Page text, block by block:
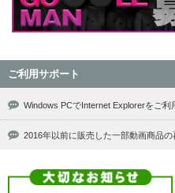
ご利用サポート
Windows PCでInternet Explorerをご利
2016年以前に販売した一部動画商品